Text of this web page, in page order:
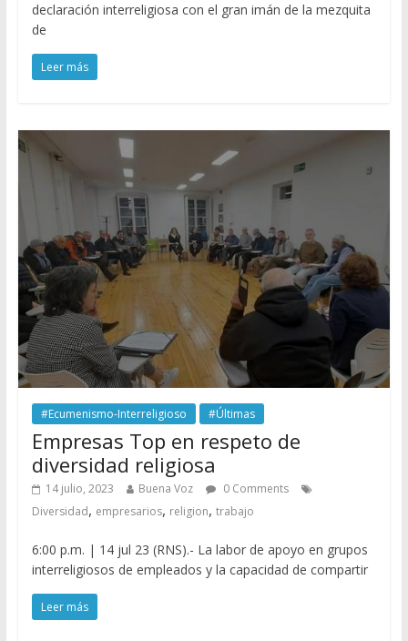
declaración interreligiosa con el gran imán de la mezquita
de
Leer más
#Ecumenismo-Interreligioso #Últimas
Empresas Top en respeto de
diversidad religiosa
14 julio, 2023 Buena Voz
0 Comments
Diversidad, empresarios, religion, trabajo
6:00 p.m. | 14 jul 23 (RNS).- La labor de apoyo en grupos
interreligiosos de empleados y la capacidad de compartir
Leer más